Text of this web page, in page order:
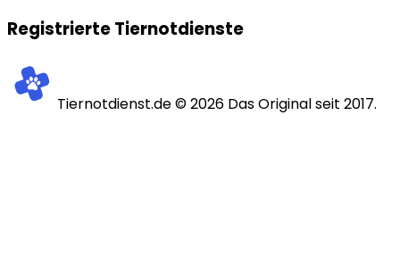
Registrierte Tiernotdienste
Tiernotdienst.de ©2026 Das Original seit 2017.